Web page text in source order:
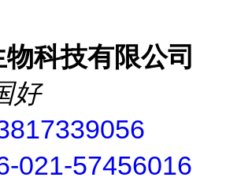
科技有限公司
好
021-57456016